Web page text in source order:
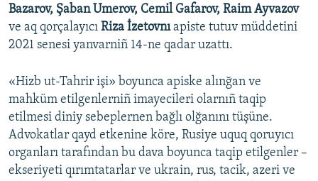
Bazarov, Şaban Umerov, Cemil Gafarov, Raim Ayvazov
ve aq qorçalayıcı Riza İzetovnıapiste tutuv müddetini
2021 senesi yanvarniñ 14-ne qadar uzattı.
«Hizb ut-Tahrir işi» boyunca apiske alınğan ve
mahküm etilgenlerniñ imayecileri olarnıñ taqip
etilmesi diniy sebeplernen bağlı olğanını tüşüne.
Advokatlar qayd etkenine köre, Rusiye uquq qoruyıcı
organları tarafından bu dava boyunca taqip etilgenler –
ekseriyeti qırımtatarlar ve ukrain, rus, tacik, azeri ve